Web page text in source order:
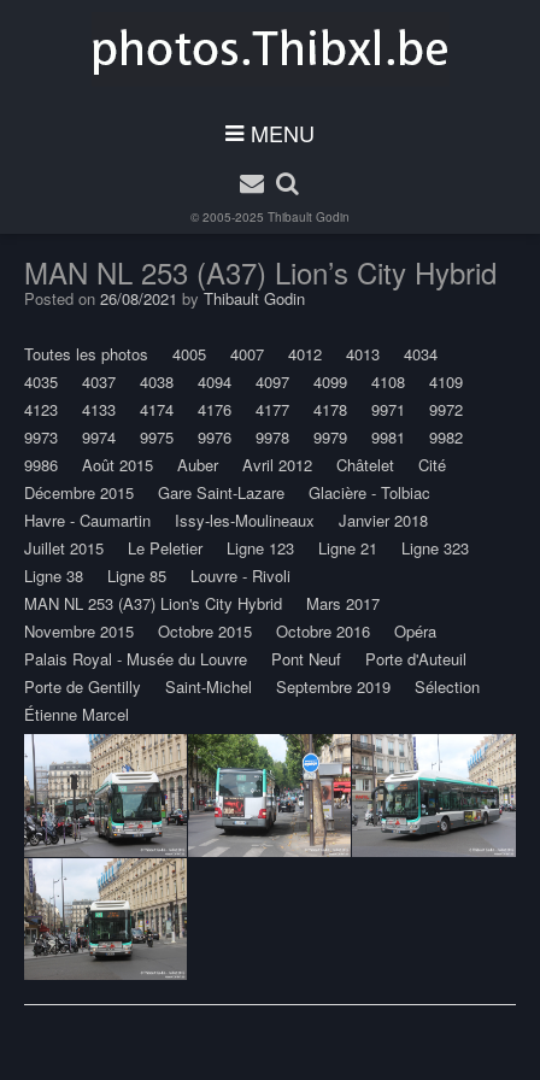
MENU
© 2005-2025 Thibault Godin
MAN NL 253 (A37) Lion’s City Hybrid
Posted on 26/08/2021 byThibault Godin
Toutes les photos 4005 4007 4012 4013
4034
4035
4037 4038 4094 4097 4099 4108
4109
4123
4133 4174 4176 4177 4178 9971
9972
9973
9974 9975 9976 9978 9979 9981
9982
9986
Août 2015 Auber Avril 2012 Châtelet
Cité
Décembre 2015
Gare Saint-Lazare
Glacière - Tolbiac
Havre - Caumartin
Issy-les-Moulineaux
Janvier 2018
Juillet 2015
Le Peletier Ligne 123 Ligne 21
Ligne 323
Ligne 38
Ligne 85
Louvre - Rivoli
MAN NL 253 (A37) Lion's City Hybrid
Mars 2017
Novembre 2015
Octobre 2015 Octobre 2016
Opéra
Palais Royal - Musée du Louvre
Pont Neuf
Porte d'Auteuil
Porte de Gentilly
Saint-Michel Septembre 2019
Sélection
Étienne Marcel
Post